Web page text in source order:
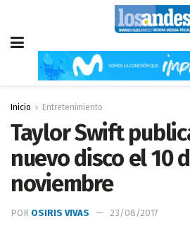
Inicio Entretenimiento
Taylor Swift
nuevo disco el 10
noviembre
POR OSIRIS VIVAS 23/08/2017